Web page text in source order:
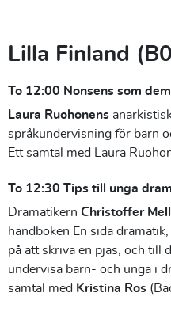
Lilla Finland
To 12:00 Nonsens som
Laura Ruohonens
språkundervisning för barn
Ett samtal med Laura
To 12:30 Tips till unga
Dramatikern Christoffer
handboken En sida
på att skriva en pjäs, och till
undervisa barn- och unga i
samtal med Kristina Ros